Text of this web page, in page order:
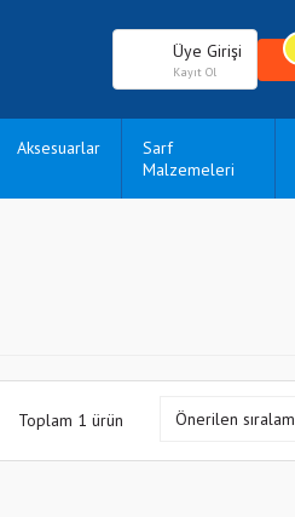
Üye Girişi
Kayıt Ol
Aksesuarlar
Sarf
Malzemeleri
Toplam 1 ürün